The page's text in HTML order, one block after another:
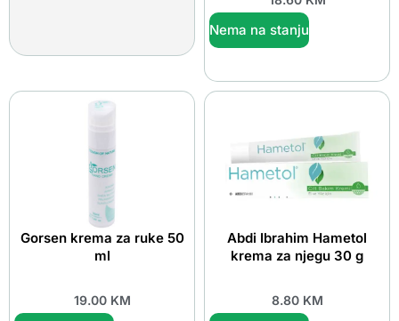
Nema na stanju
Gorsen krema za ruke 50
ml
19.00 KM
Abdi Ibrahim Hametol
krema za njegu 30 g
8.80 KM